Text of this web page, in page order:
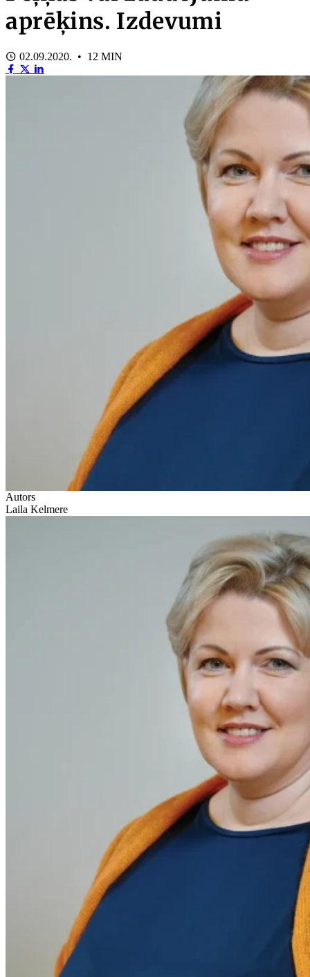
aprēķins. Izdevumi
02.09.2020. • 12 MIN
Autors
Laila Kelmere